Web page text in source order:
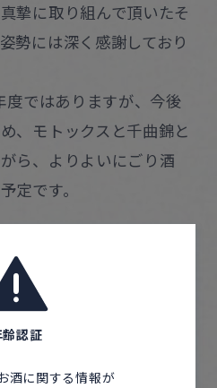
摯に取り組んで頂いたそ
勢には深く感謝しており
ではありますが、今後
、モトックスと千曲錦と
ら、よりよいにごり酒
定です。
齢認証
酒に関する情報が